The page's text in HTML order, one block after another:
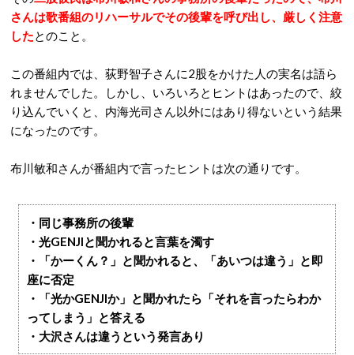
さんは歌番組のリハーサルでその後輩を呼び出し、厳しく注意
したとのこと。
この番組内では、荻野智子さんに2股をかけた人の実名は語ら
れませんでした。しかし、いろいろとヒントはあったので、絞
り込んでいくと、内海光司さん以外にはあり得ないという結果
になったのです。
布川敏和さんが番組内で言ったヒントは次の通りです。
・同じ事務所の後輩
・光GENJIと聞かれると言葉を濁す
・「かーくん？」と聞かれると、「あいつは違う」と即
座に否定
・「光かGENJIか」と聞かれたら「それを言ったらわか
ってしまう」と答える
・大沢さんは違うという発言あり